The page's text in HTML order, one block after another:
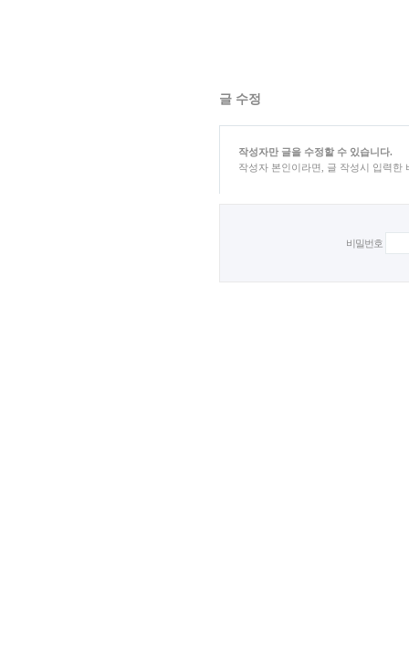
글 수정
작성자만 글을 수정할 수 있습니다.
작성자 본인이라면, 글 작성시 입력한
비밀번호